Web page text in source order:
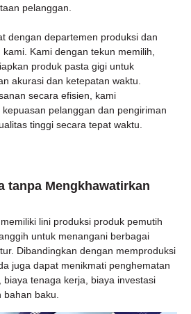
pelanggan.
dengan departemen produksi dan
Kami dengan tekun memilih,
produk pasta gigi untuk
akurasi dan ketepatan waktu.
secara efisien, kami
pelanggan dan pengiriman
tinggi secara tepat waktu.
tanpa Mengkhawatirkan
memiliki lini produksi produk pemutih
untuk menangani berbagai
Dibandingkan dengan memproduksi
juga dapat menikmati penghematan
biaya tenaga kerja, biaya investasi
baku.